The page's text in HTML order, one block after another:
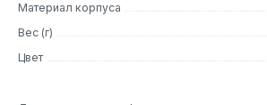
Материал корпуса
Вес (г)
Цвет